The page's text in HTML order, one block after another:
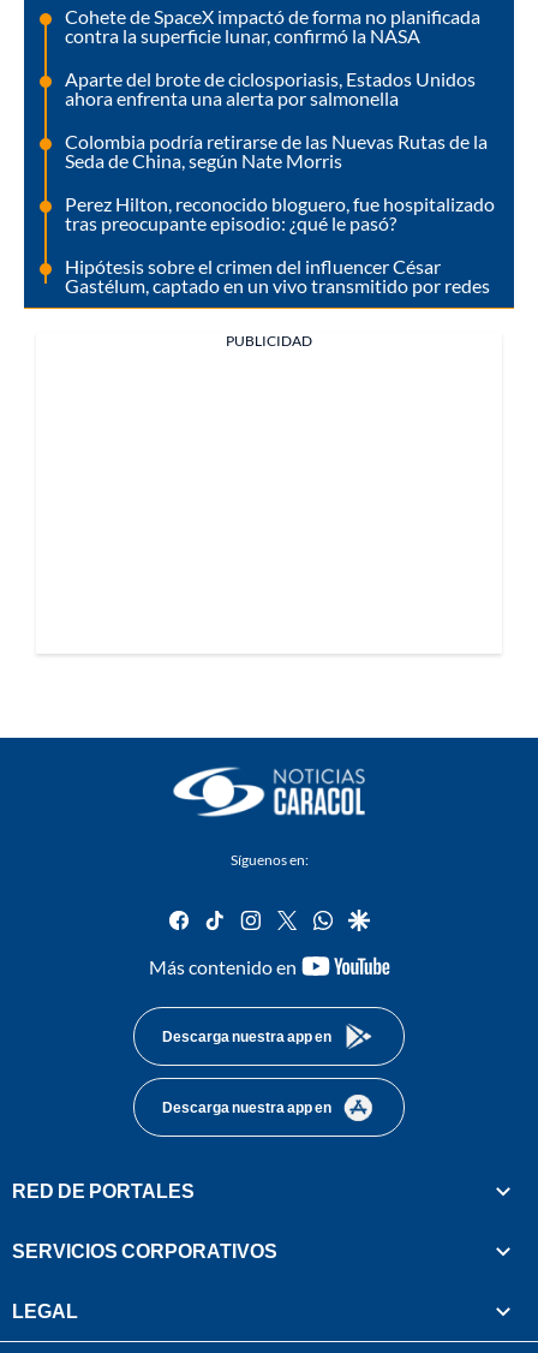
Cohete de SpaceX impactó de forma no planificada
contra la superficie lunar, confirmó la NASA
Aparte del brote de ciclosporiasis, Estados Unidos
ahora enfrenta una alerta por salmonella
Colombia podría retirarse de las Nuevas Rutas de la
Seda de China, según Nate Morris
Perez Hilton, reconocido bloguero, fue hospitalizado
tras preocupante episodio: ¿qué le pasó?
Hipótesis sobre el crimen del influencer César
Gastélum, captado en un vivo transmitido por redes
PUBLICIDAD
Síguenos en:
facebook
tiktok instagram
twitterwhatsapp
google
Más contenido en
youtube-
Descarga nuestra app en
Descarga nuestra app en
RED DE PORTALES
SERVICIOS CORPORATIVOS
LEGAL